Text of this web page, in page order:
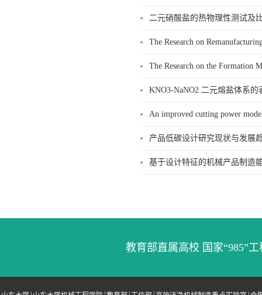
二元硝酸盐的热物理性测试及
The Research on
The Research on the Formation
KNO3-NaNO2 二元熔盐体系
An improved cutting power
产品低碳设计研究现状与发展
基于设计特征的机械产品制造
教育部直属高校 国家“985”